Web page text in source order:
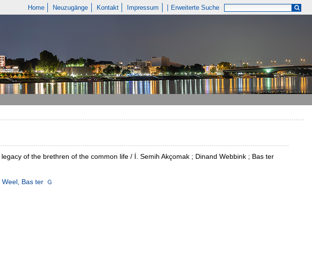
Home Neuzugänge Kontakt Impressum Erweiterte Suche
of the brethren of the common life / İ. Semih Akçomak ; Dinand Webbink ; Bas ter
Weel, Bas ter